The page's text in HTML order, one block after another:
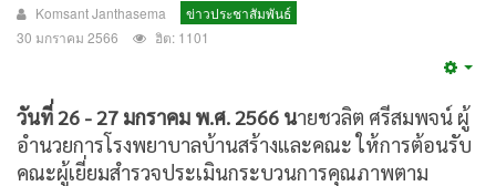
Komsant Janthasema
ข่าวประชาสัมพันธ์
30 มกราคม 2566
ฮิต: 1101
วันที่ 26 - 27 มกราคม พ.ศ. 2566 นายชวลิต ศรีสมพจน์ ผู้
อำนวยการโรงพยาบาลบ้านสร้างและคณะ ให้การต้อนรับ
คณะผู้เยี่ยมสำรวจประเมินกระบวนการคุณภาพตาม